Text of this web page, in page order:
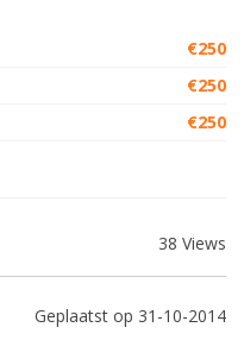
€250
€250
€250
38 Views
Geplaatst op 31-10-2014